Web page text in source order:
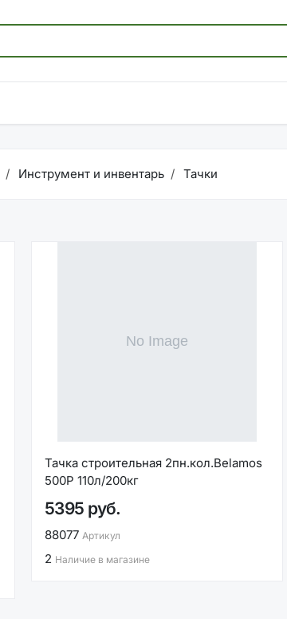
Инструмент и инвентарь Тачки
Тачка строительная 2пн.кол.Belamos
500P 110л/200кг
5395 руб.
88077 Артикул
2 Наличие в магазине